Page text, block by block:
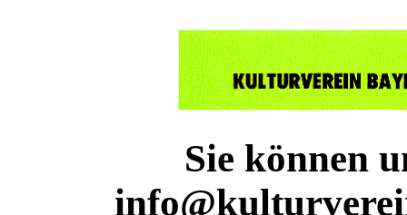
Sie können